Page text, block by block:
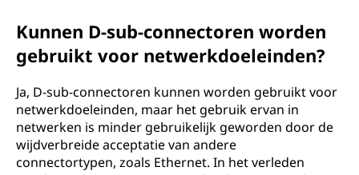
Kunnen D-sub-connectoren worden
gebruikt voor netwerkdoeleinden?
Ja, D-sub-connectoren kunnen worden gebruikt voor
netwerkdoeleinden, maar het gebruik ervan in
netwerken is minder gebruikelijk geworden door de
wijdverbreide acceptatie van andere
connectortypen, zoals Ethernet. In het verleden